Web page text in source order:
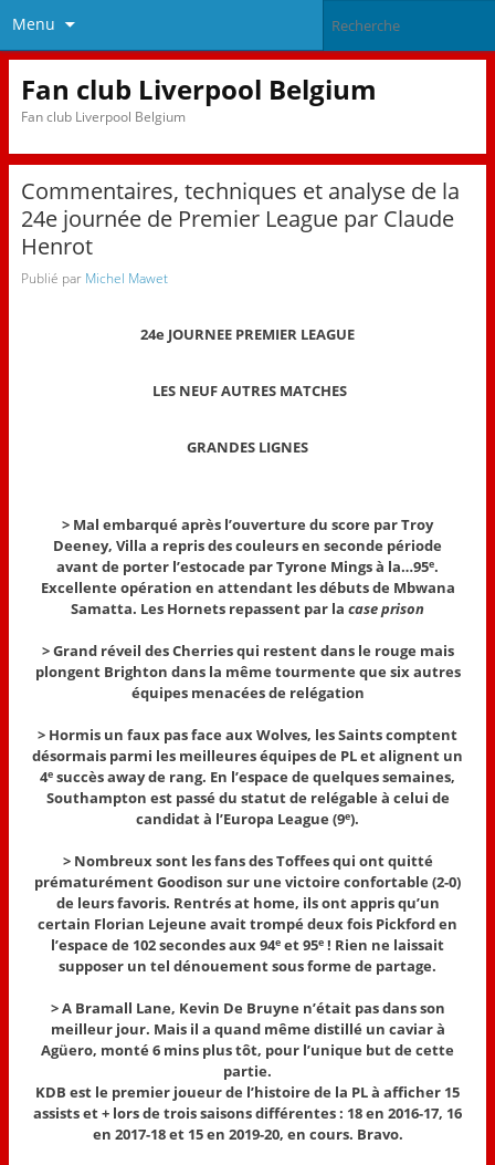
Menu
Fan club Liverpool Belgium
Fan club Liverpool Belgium
Commentaires, techniques et analyse de la
24e journée de Premier League par Claude
Henrot
Publié par Michel Mawet
24e JOURNEE PREMIER LEAGUE
LES NEUF AUTRES MATCHES
GRANDES LIGNES
> Mal embarqué après l’ouverture du score par Troy
Deeney, Villa a repris des couleurs en seconde période
avant de porter l’estocade par Tyrone Mings à la…95e.
Excellente opération en attendant les débuts de Mbwana
Samatta. Les Hornets repassent par la case prison
> Grand réveil des Cherries qui restent dans le rouge mais
plongent Brighton dans la même tourmente que six autres
équipes menacées de relégation
> Hormis un faux pas face aux Wolves, les Saints comptent
désormais parmi les meilleures équipes de PL et alignent un
4e succès away de rang. En l’espace de quelques semaines,
Southampton est passé du statut de relégable à celui de
candidat à l’Europa League (9e).
> Nombreux sont les fans des Toffees qui ont quitté
prématurément Goodison sur une victoire confortable (2-0)
de leurs favoris. Rentrés at home, ils ont appris qu’un
certain Florian Lejeune avait trompé deux fois Pickford en
l’espace de 102 secondes aux 94e et 95e ! Rien ne laissait
supposer un tel dénouement sous forme de partage.
> A Bramall Lane, Kevin De Bruyne n’était pas dans son
meilleur jour. Mais il a quand même distillé un caviar à
Agüero, monté 6 mins plus tôt, pour l’unique but de cette
partie.
KDB est le premier joueur de l’histoire de la PL à afficher 15
assists et + lors de trois saisons différentes : 18 en 2016-17, 16
en 2017-18 et 15 en 2019-20, en cours. Bravo.